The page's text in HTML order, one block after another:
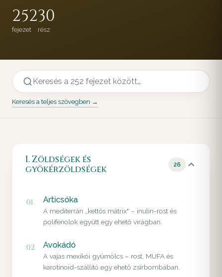
252
fejezet
30
rész
Keresés a teljes szövegben →
I. Zöldségek és
gyökérzöldségek
26
01 Articsóka
A mediterrán „kettős mátrix" – inulin-rost és
polifenolok együtt egy ehető virágban.
02 Avokádó
A vajas mexikói gyümölcs – rost, MUFA és
karotinoid-szállító egy ehető zsírbombában.